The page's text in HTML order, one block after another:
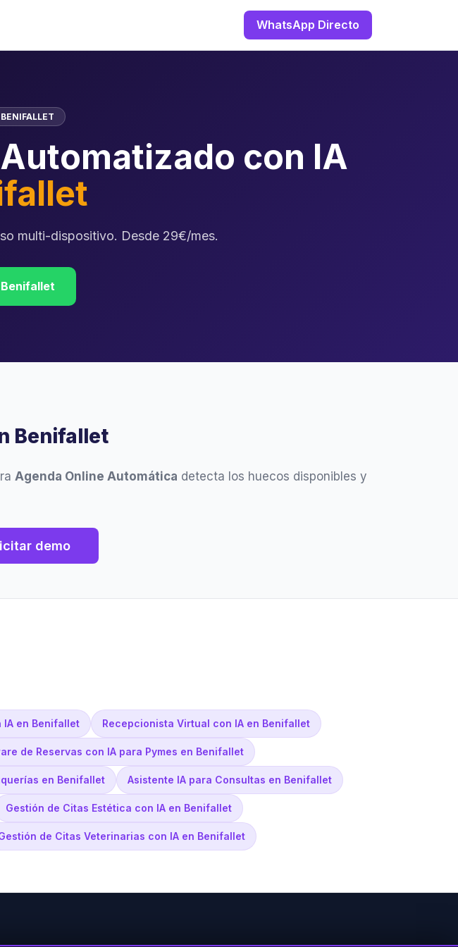
WhatsApp Directo
con IA
multi-dispositivo. Desde 29€/mes.
Benifallet
Benifallet
Agenda Online Automática detecta los huecos disponibles y
demo
IA en Benifallet Recepcionista Virtual con IA en Benifallet
de Reservas con IA para Pymes en Benifallet
en Benifallet Asistente IA para Consultas en Benifallet
Gestión de Citas Estética con IA en Benifallet
de Citas Veterinarias con IA en Benifallet